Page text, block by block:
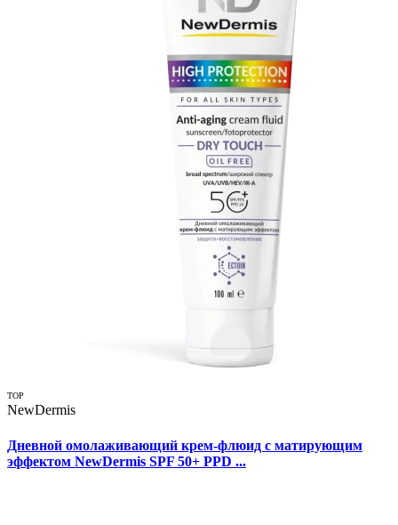
TOP
NewDermis
Дневной омолаживающий крем-флюид c матирующим
эффектом NewDermis SPF 50+ PPD ...